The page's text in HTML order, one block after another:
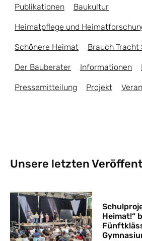
Publikationen Baukultur
Heimatpflege und
Schönere Heimat Brauch Tracht
Der Bauberater Informationen
Pressemitteilung Projekt
Unsere letzten
Heimat!“